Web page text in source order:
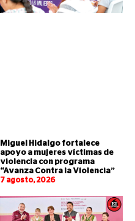
Miguel Hidalgo fortalece
apoyo a mujeres víctimas de
violencia con programa
“Avanza Contra la Violencia”
7 agosto, 2026